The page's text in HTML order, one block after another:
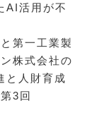
AI活用が不
第一工業製
株式会社の
と人財育成
3回